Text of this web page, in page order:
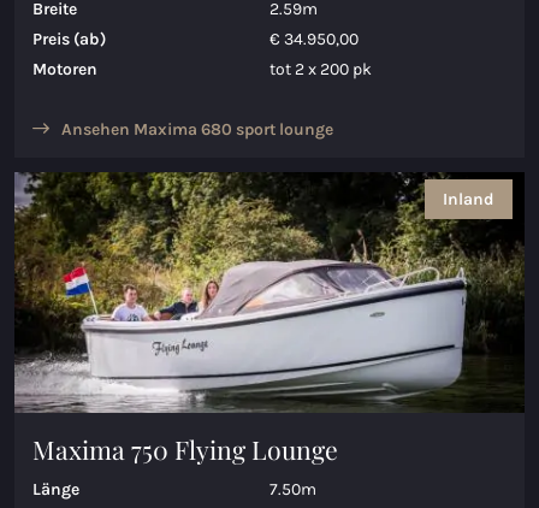
Breite
2.59m
Preis (ab)
€ 34.950,00
Motoren
tot 2 x 200 pk
Ansehen Maxima 680 sport lounge
Maxima 750 Flying Lounge
Länge
7.50m
Inland